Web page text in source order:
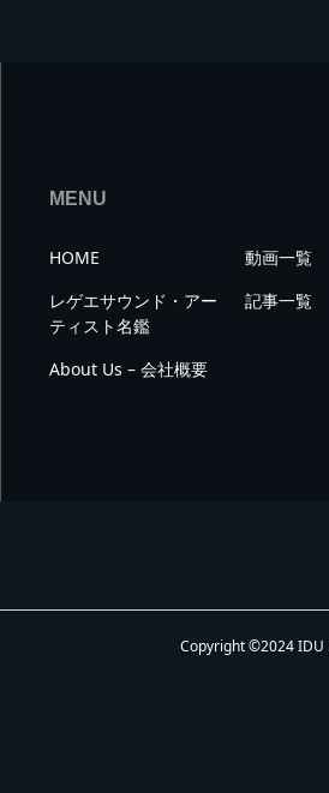
MENU
HOME
動画一覧
レゲエサウンド・アー
ティスト名鑑
記事一覧
About Us – 会社概要
Copyright ©2024 IDU